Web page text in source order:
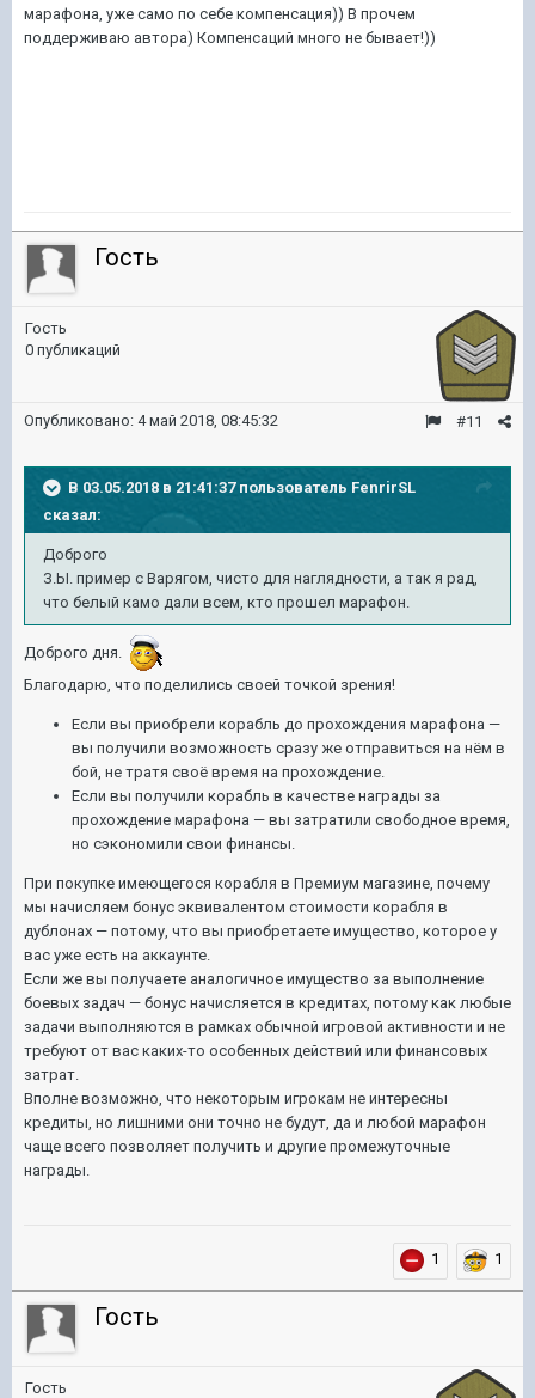
марафона, уже само по себе компенсация)) В прочем
поддерживаю автора) Компенсаций много не бывает!))
Гость
Гость
0 публикаций
#11
Опубликовано: 4 май 2018, 08:45:32
В 03.05.2018 в 21:41:37 пользователь FenrirSL
сказал:
Доброго
З.Ы. пример с Варягом, чисто для наглядности, а так я рад,
что белый камо дали всем, кто прошел марафон.
Доброго дня.
Благодарю, что поделились своей точкой зрения!
Если вы приобрели корабль до прохождения марафона —
вы получили возможность сразу же отправиться на нём в
бой, не тратя своё время на прохождение.
Если вы получили корабль в качестве награды за
прохождение марафона — вы затратили свободное время,
но сэкономили свои финансы.
При покупке имеющегося корабля в Премиум магазине, почему
мы начисляем бонус эквивалентом стоимости корабля в
дублонах — потому, что вы приобретаете имущество, которое у
вас уже есть на аккаунте.
Если же вы получаете аналогичное имущество за выполнение
боевых задач — бонус начисляется в кредитах, потому как любые
задачи выполняются в рамках обычной игровой активности и не
требуют от вас каких-то особенных действий или финансовых
затрат.
Вполне возможно, что некоторым игрокам не интересны
кредиты, но лишними они точно не будут, да и любой марафон
чаще всего позволяет получить и другие промежуточные
награды.
1 1
Гость
Гость